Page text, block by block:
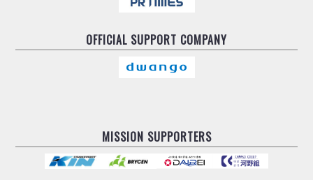
OFFICIAL SUPPORT COMPANY
MISSION SUPPORTERS